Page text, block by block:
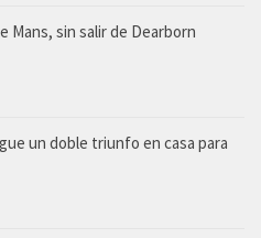
Mans, sin salir de Dearborn
un doble triunfo en casa para